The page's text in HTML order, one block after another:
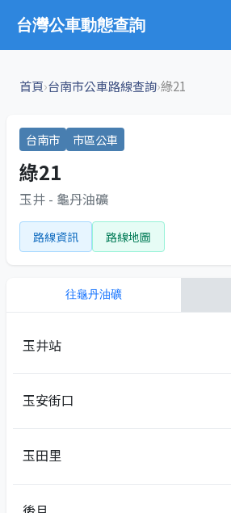
台灣公車動態查詢
首頁›台南市公車路線查詢›綠21
台南市 市區公車
綠21
玉井 - 龜丹油礦
路線資訊 路線地圖
往龜丹油礦
玉井站
玉安街口
玉田里